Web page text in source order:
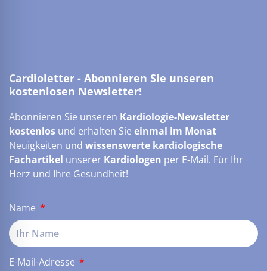
Cardioletter - Abonnieren Sie unseren
kostenlosen Newsletter!
Abonnieren Sie unseren Kardiologie-Newsletter
kostenlos und erhalten Sie einmal im Monat
Neuigkeiten und wissenswerte kardiologische
Fachartikel unserer Kardiologen per E-Mail. Für Ihr
Herz und Ihre Gesundheit!
Name
E-Mail-Adresse